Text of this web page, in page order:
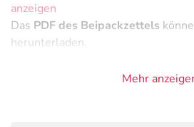
anzeigen
Das PDF des Beipackzettels
herunterladen.
Mehr